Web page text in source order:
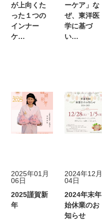
が上向くた
った１つの
インナー
ケ…
ーケア」な
ぜ、東洋医
学に基づ
い…
2025年01月
06日
2025謹賀新
年
2024年12月
04日
2024年末年
始休業のお
知らせ